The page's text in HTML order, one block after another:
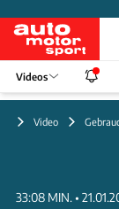
Videos
Video
33:08 MIN. •